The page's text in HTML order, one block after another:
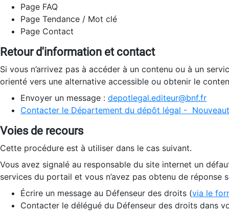
Page FAQ
Page Tendance / Mot clé
Page Contact
Retour d'information et contact
Si vous n’arrivez pas à accéder à un contenu ou à un
orienté vers une alternative accessible ou obtenir le
Envoyer un message : depotlegal.editeur@bnf.fr
Contacter le Département du dépôt légal -
Voies de recours
Cette procédure est à utiliser dans le cas suivant.
Vous avez signalé au responsable du site internet un
services du portail et vous n’avez pas obtenu de réponse
Écrire un message au Défenseur des droits (via le
Contacter le délégué du Défenseur des droits dans